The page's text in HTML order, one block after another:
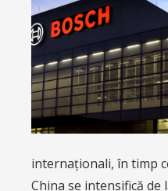
consultanță germană
Read more »
Source:AUTOREPORT|
pm
Tensiuni majore la
controlează Grupul